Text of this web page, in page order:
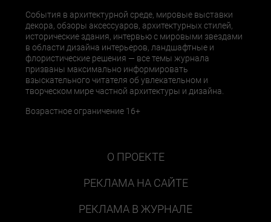
События в архитектурной среде, мировые выставки
декора, обзоры аксессуаров, архитектурных стилей,
исторические здания, интервью с мировыми звездами
в области дизайна интерьеров, ландшафтные и
флористические решения — все темы журнала
призваны максимально информировать
взыскательного читателя об увлекательном и
творческом мире частной архитектуры и дизайна.
Возрастное ограничение 16+
О ПРОЕКТЕ
РЕКЛАМА НА САЙТЕ
РЕКЛАМА В ЖУРНАЛЕ